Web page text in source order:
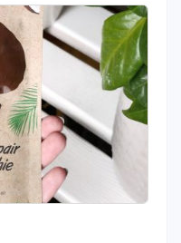
, tabletka do
uwielbiam je są
cudowny był
pachniał
colour adapt uwielbiam
wpadał w rudy kolor ,
wydajna bardzo
cherry blossom piękny
użyłam jako wosk
skin79
effect , isana sól
sole . płatki pod oczy
denka jestem